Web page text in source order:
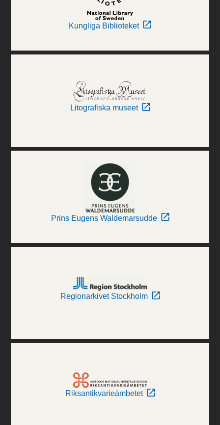
Kungliga Biblioteket
Litografiska museet
Prins Eugens Waldemarsudde
Regionarkivet Stockholm
Riksantikvarieämbetet